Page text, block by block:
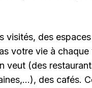
visités, des
votre vie à chaque
veut (des
des cafés.